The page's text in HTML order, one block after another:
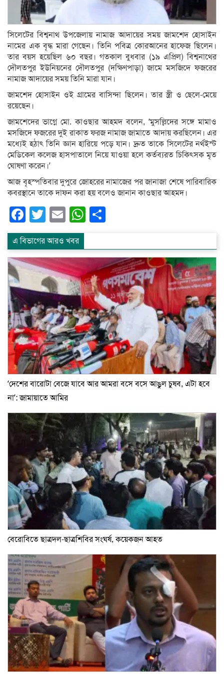
সিলেটের বিশ্বনাথ উপজেলায় নামাজ আদায়ের সময় জামশেদ হোসাইন
নামের এক বৃদ্ধ মারা গেছেন। তিনি পবিত্র কোরআনের হাফেজ ছিলেন।
তার বয়স হয়েছিল ৬০ বছর। গতকাল বুধবার (১৯ এপ্রিল) বিশ্বনাথের
দৌলতপুর ইউনিয়নের দৌলতপুর (দক্ষিণপাড়া) জামে মসজিদে ফজরের
নামাজ আদায়ের সময় তিনি মারা যান।
জামশেদ হোসাইন ওই গ্রামের বাসিন্দা ছিলেন। তার স্ত্রী ও ছেলে-মেয়ে
রয়েছেন।
জামশেদের ভাগ্নে মো. কাওছার আহমদ বলেন, ‘মুসল্লিদের সঙ্গে মামাও
মসজিদে ফজরের দুই রাকাত ফরজ নামাজ জামাতে আদায় করছিলেন। এর
মধ্যেই হঠাৎ তিনি জ্ঞান হারিয়ে পড়ে যান। দ্রুত তাকে সিলেটের নর্থইস্ট
মেডিকেল কলেজ হাসপাতালে নিয়ে যাওয়া হলে কর্তব্যরত চিকিৎসক মৃত
ঘোষণা করেন।’
আজ বৃহস্পতিবার দুপুরে জোহরের নামাজের পর জানাজা শেষে পারিবারিক
কবরস্থানে তাকে দাফন করা হয় বলেও জানান কাওছার আহমদ।
Facebook
Twitter
EmailWhatsApp
এ বিভাগের আরও খবর
‘দেশের বারোটা বেজে যাবে আর আমরা বসে বসে আঙুল চুষব, এটা হবে
না’: জামায়াতে আমির
বেরোবিতে ছাত্রদল-ছাত্রশিবির সংঘর্ষ, কয়েকজন আহত